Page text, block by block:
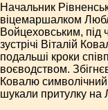
Начальник
віцемаршалком
Войцеховським, під
зустрічі Віталій
подальші кроки
воєводством.
Ковалю символічний
шукали притулку на